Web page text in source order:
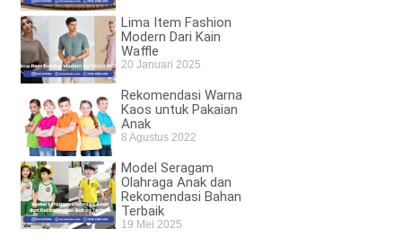
Lima Item Fashion
Modern Dari Kain
Waffle
20 Januari 2025
Rekomendasi Warna
Kaos untuk Pakaian
Anak
8 Agustus 2022
Model Seragam
Olahraga Anak dan
Rekomendasi Bahan
Terbaik
19 Mei 2025